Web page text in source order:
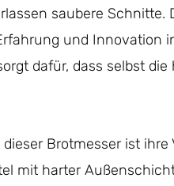
saubere Schnitte.
und Innovation
dafür, dass selbst
dieser Brotmesser ist
mit harter